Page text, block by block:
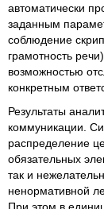
автоматически
заданным
соблюдение
грамотность
возможностью
конкретным
Результаты
коммуникации.
распределение
обязательных
так и
ненормативной